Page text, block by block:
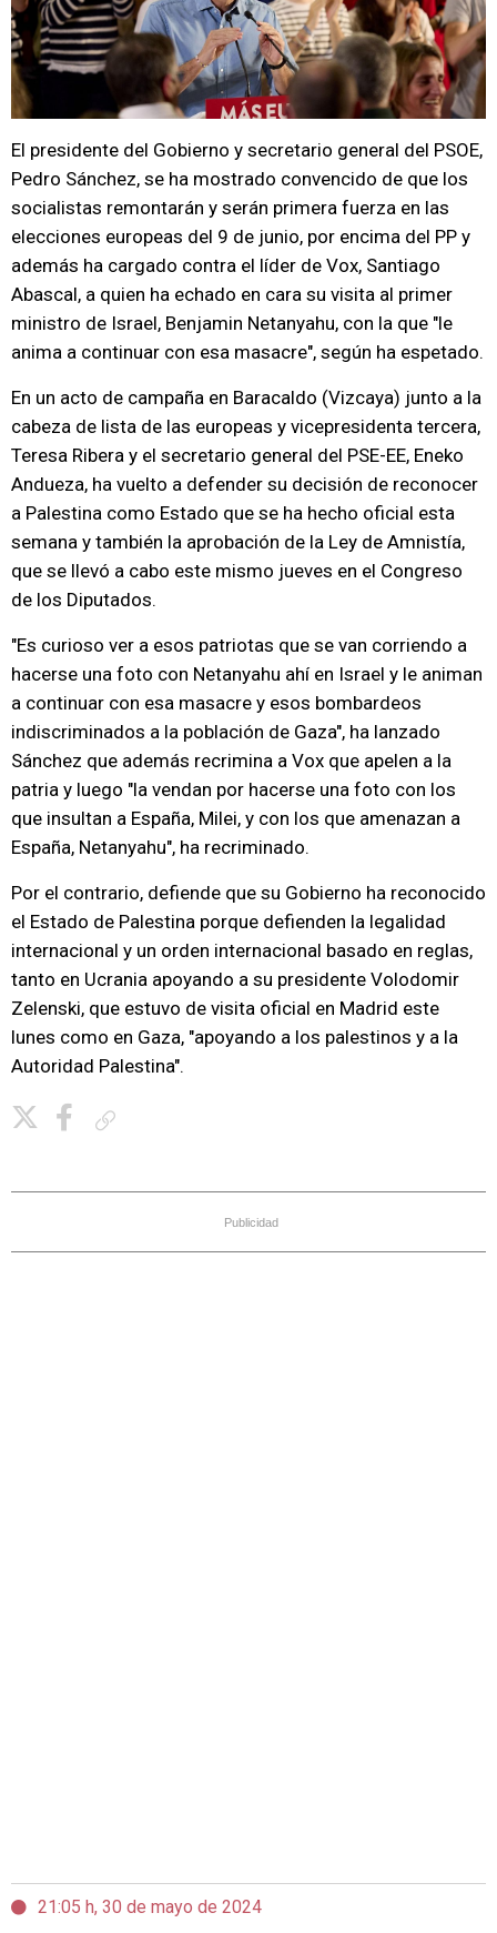
El presidente del Gobierno y secretario general del PSOE,
Pedro Sánchez, se ha mostrado convencido de que los
socialistas remontarán y serán primera fuerza en las
elecciones europeas del 9 de junio, por encima del PP y
además ha cargado contra el líder de Vox, Santiago
Abascal, a quien ha echado en cara su visita al primer
ministro de Israel, Benjamin Netanyahu, con la que "le
anima a continuar con esa masacre", según ha espetado.
En un acto de campaña en Baracaldo (Vizcaya) junto a la
cabeza de lista de las europeas y vicepresidenta tercera,
Teresa Ribera y el secretario general del PSE-EE, Eneko
Andueza, ha vuelto a defender su decisión de reconocer
a Palestina como Estado que se ha hecho oficial esta
semana y también la aprobación de la Ley de Amnistía,
que se llevó a cabo este mismo jueves en el Congreso
de los Diputados.
"Es curioso ver a esos patriotas que se van corriendo a
hacerse una foto con Netanyahu ahí en Israel y le animan
a continuar con esa masacre y esos bombardeos
indiscriminados a la población de Gaza", ha lanzado
Sánchez que además recrimina a Vox que apelen a la
patria y luego "la vendan por hacerse una foto con los
que insultan a España, Milei, y con los que amenazan a
España, Netanyahu", ha recriminado.
Por el contrario, defiende que su Gobierno ha reconocido
el Estado de Palestina porque defienden la legalidad
internacional y un orden internacional basado en reglas,
tanto en Ucrania apoyando a su presidente Volodomir
Zelenski, que estuvo de visita oficial en Madrid este
lunes como en Gaza, "apoyando a los palestinos y a la
Autoridad Palestina".
Publicidad
21:05 h, 30 de mayo de 2024